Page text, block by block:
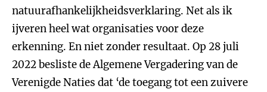
natuurafhankelijkheidsverklaring. Net als ik
ijveren heel wat organisaties voor deze
erkenning. En niet zonder resultaat. Op 28 juli
2022 besliste de Algemene Vergadering van de
Verenigde Naties dat ‘de toegang tot een zuivere